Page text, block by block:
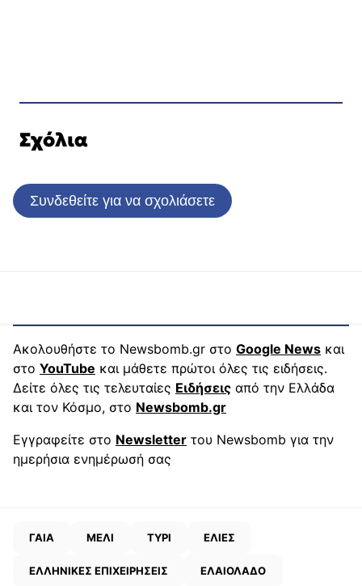
Σχόλια
Συνδεθείτε για να σχολιάσετε
Ακολουθήστε το Newsbomb.gr στο Google News και
στο YouTube και μάθετε πρώτοι όλες τις ειδήσεις.
Δείτε όλες τις τελευταίες Ειδήσεις από την Ελλάδα
και τον Κόσμο, στο Newsbomb.gr
Εγγραφείτε στο Newsletter του Newsbomb για την
ημερήσια ενημέρωσή σας
ΓΑΙΑ ΜΕΛΙ ΤΥΡΙ ΕΛΙΕΣ
ΕΛΛΗΝΙΚΕΣ ΕΠΙΧΕΙΡΗΣΕΙΣ ΕΛΑΙΟΛΑΔΟ